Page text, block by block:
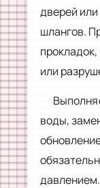
дверей
шлангов.
или
воды,
давлением.